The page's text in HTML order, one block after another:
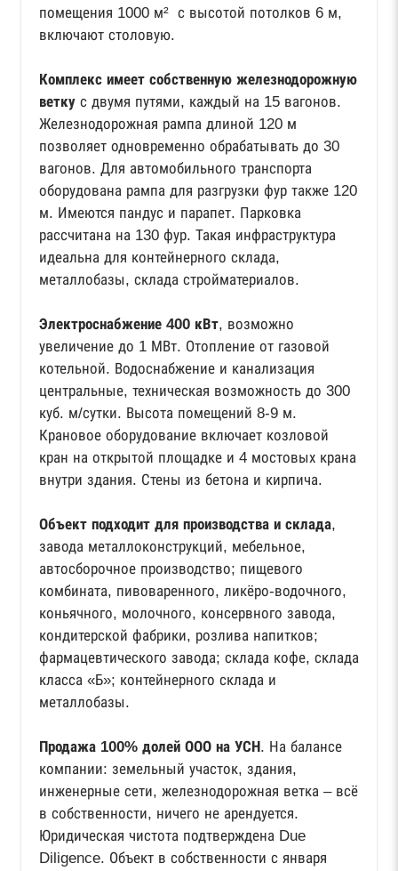
помещения 1000 м² с высотой потолков 6 м,
включают столовую.
Комплекс имеет собственную железнодорожную
ветку с двумя путями, каждый на 15 вагонов.
Железнодорожная рампа длиной 120 м
позволяет одновременно обрабатывать до 30
вагонов. Для автомобильного транспорта
оборудована рампа для разгрузки фур также 120
м. Имеются пандус и парапет. Парковка
рассчитана на 130 фур. Такая инфраструктура
идеальна для контейнерного склада,
металлобазы, склада стройматериалов.
Электроснабжение 400 кВт, возможно
увеличение до 1 МВт. Отопление от газовой
котельной. Водоснабжение и канализация
центральные, техническая возможность до 300
куб. м/сутки. Высота помещений 8-9 м.
Крановое оборудование включает козловой
кран на открытой площадке и 4 мостовых крана
внутри здания. Стены из бетона и кирпича.
Объект подходит для производства и склада,
завода металлоконструкций, мебельное,
автосборочное производство; пищевого
комбината, пивоваренного, ликёро-водочного,
коньячного, молочного, консервного завода,
кондитерской фабрики, розлива напитков;
фармацевтического завода; склада кофе, склада
класса «Б»; контейнерного склада и
металлобазы.
Продажа 100% долей ООО на УСН. На балансе
компании: земельный участок, здания,
инженерные сети, железнодорожная ветка – всё
в собственности, ничего не арендуется.
Юридическая чистота подтверждена Due
Diligence. Объект в собственности с января